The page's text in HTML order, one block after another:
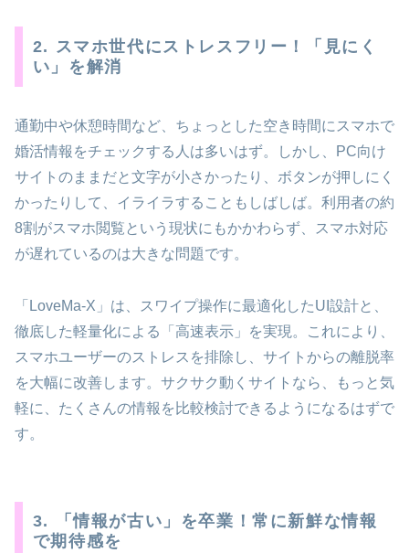
2. スマホ世代にストレスフリー！「見にく
い」を解消
通勤中や休憩時間など、ちょっとした空き時間にスマホで
婚活情報をチェックする人は多いはず。しかし、PC向け
サイトのままだと文字が小さかったり、ボタンが押しにく
かったりして、イライラすることもしばしば。利用者の約
8割がスマホ閲覧という現状にもかかわらず、スマホ対応
が遅れているのは大きな問題です。
「LoveMa-X」は、スワイプ操作に最適化したUI設計と、
徹底した軽量化による「高速表示」を実現。これにより、
スマホユーザーのストレスを排除し、サイトからの離脱率
を大幅に改善します。サクサク動くサイトなら、もっと気
軽に、たくさんの情報を比較検討できるようになるはずで
す。
3. 「情報が古い」を卒業！常に新鮮な情報
で期待感を